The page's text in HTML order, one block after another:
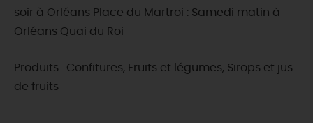
soir à Orléans Place du Martroi : Samedi matin à
Orléans Quai du Roi
Produits : Confitures, Fruits et légumes, Sirops et jus
de fruits